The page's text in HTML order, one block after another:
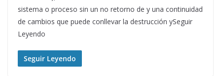
sistema o proceso sin un no retorno de y una continuidad
de cambios que puede conllevar la destrucción ySeguir
Leyendo
Seguir Leyendo